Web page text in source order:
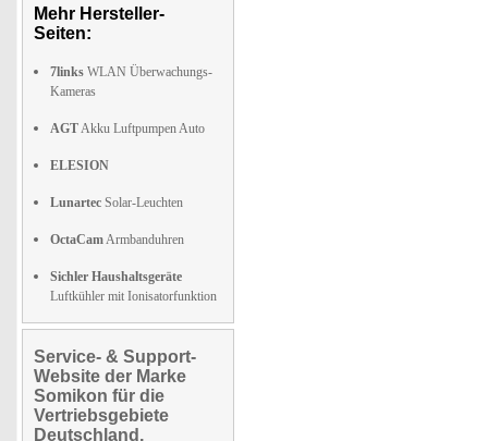
Mehr Hersteller-
Seiten:
7links WLAN Überwachungs-
Kameras
AGTAkku Luftpumpen Auto
ELESION
Lunartec Solar-Leuchten
OctaCamArmbanduhren
Sichler Haushaltsgeräte
Luftkühler mit Ionisatorfunktion
Service- & Support-
Website der Marke
Somikon für die
Vertriebsgebiete
Deutschland,